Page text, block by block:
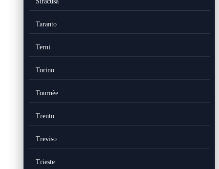
Taranto
Terni
Torino
Tournèe
Trento
Treviso
Trieste